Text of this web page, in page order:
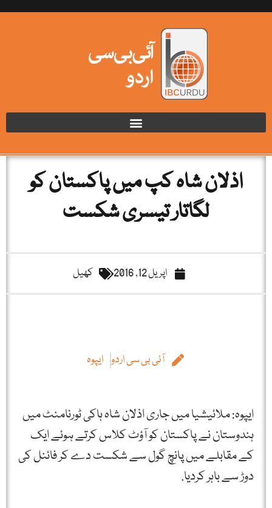
اذلان شاہ کپ میں پاکستان کو
لگاتار تیسری شکست
اپریل 12, 2016 کھیل
آئی بی سی اردو ایپوہ
ایپوہ: ملائیشیا میں جاری اذلان شاہ ہاکی ٹورنامنٹ میں
ہندوستان نے پاکستان کو آؤٹ کلاس کرتے ہوئے ایک
کے مقابلے میں پانچ گول سے شکست دے کر فائنل کی
دوڑ سے باہر کردیا.